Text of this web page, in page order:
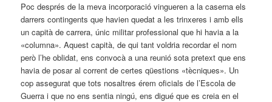
Poc després de la meva incorporació vingueren a la caserna els
darrers contingents que havien quedat a les trinxeres i amb ells
un capità de carrera, únic militar professional que hi havia a la
«columna». Aquest capità, de qui tant voldria recordar el nom
però l’he oblidat, ens convocà a una reunió sota pretext que ens
havia de posar al corrent de certes qüestions «tècniques». Un
cop assegurat que tots nosaltres érem oficials de l’Escola de
Guerra i que no ens sentia ningú, ens digué que es creia en el